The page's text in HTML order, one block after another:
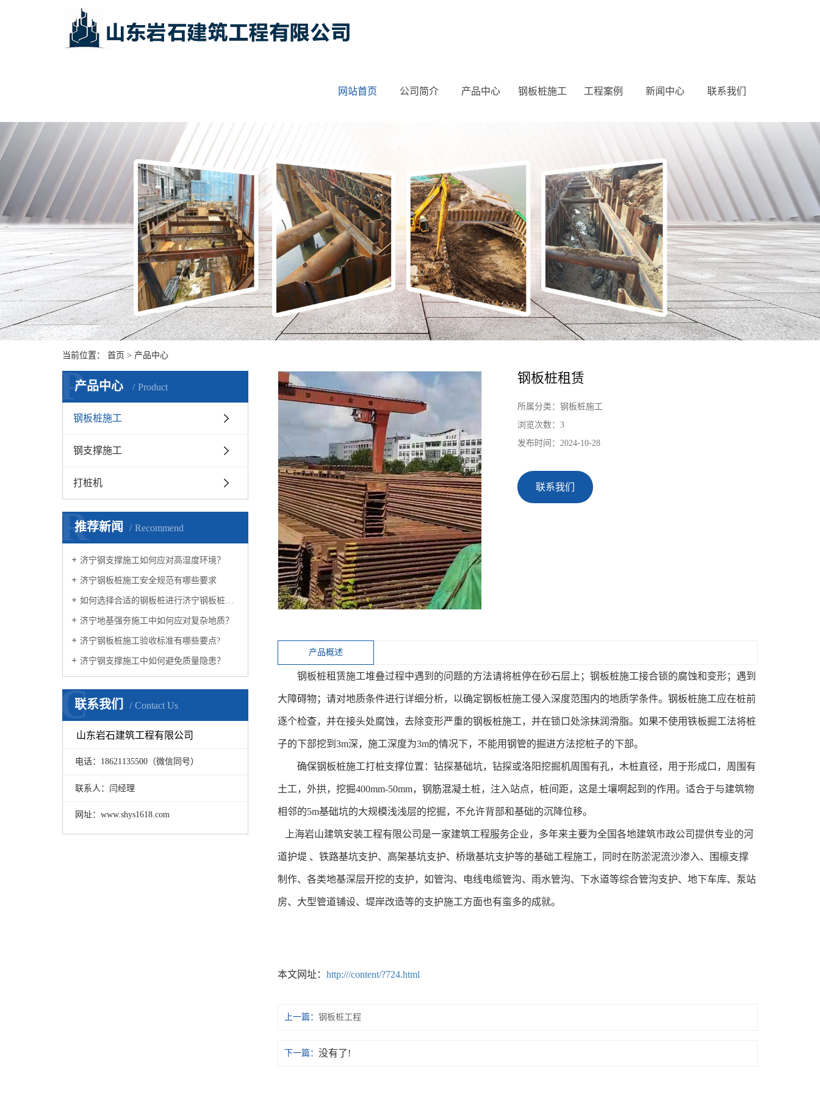
网站首页 公司简介 产品中心 钢板桩施工 工程案例 新闻中心 联系我们
当前位置： 首页 > 产品中心
产品中心 Product
P
钢板桩施工
钢支撑施工
打桩机
推荐新闻 Recommend
R
济宁钢支撑施工如何应对高湿度环境？
济宁钢板桩施工安全规范有哪些要求
如何选择合适的钢板桩进行济宁钢板桩基坑围堰施工？
济宁地基强夯施工中如何应对复杂地质？
济宁钢板桩施工验收标准有哪些要点?
济宁钢支撑施工中如何避免质量隐患？
联系我们 Contact Us
C
山东岩石建筑工程有限公司
电话：18621135500（微信同号）
联系人：闫经理
网址：www.shys1618.com
钢板桩租赁
所属分类：钢板桩施工
浏览次数：3
发布时间：2024-10-28
联系我们
产品概述
钢板桩租赁施工堆叠过程中遇到的问题的方法请将桩停在砂石层上；钢板桩施工接合锁的腐蚀和变形；遇到
大障碍物；请对地质条件进行详细分析，以确定钢板桩施工侵入深度范围内的地质学条件。钢板桩施工应在桩前
逐个检查，并在接头处腐蚀，去除变形严重的钢板桩施工，并在锁口处涂抹润滑脂。如果不使用铁板掘工法将桩
子的下部挖到3m深，施工深度为3m的情况下，不能用钢管的掘进方法挖桩子的下部。
确保钢板桩施工打桩支撑位置：钻探基础坑，钻探或洛阳挖掘机周围有孔，木桩直径，用于形成口，周围有
土工，外拱，挖掘400mm-50mm，钢筋混凝土桩，注入站点，桩间距，这是土壤啊起到的作用。适合于与建筑物
相邻的5m基础坑的大规模浅浅层的挖掘，不允许背部和基础的沉降位移。
上海岩山建筑安装工程有限公司是一家建筑工程服务企业，多年来主要为全国各地建筑市政公司提供专业的河
道护堤 、铁路基坑支护、高架基坑支护、桥墩基坑支护等的基础工程施工，同时在防淤泥流沙渗入、围檩支撑
制作、各类地基深层开挖的支护，如管沟、电线电缆管沟、雨水管沟、下水道等综合管沟支护、地下车库、泵站
房、大型管道铺设、堤岸改造等的支护施工方面也有蛮多的成就。
本文网址： http:///content/?724.html
上一篇： 钢板桩工程
下一篇： 没有了!